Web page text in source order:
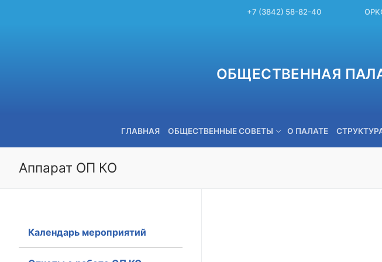
+7 (3842) 58-82-40
ОБЩЕСТВЕННАЯ
ГЛАВНАЯ ОБЩЕСТВЕННЫЕ СОВЕТЫ О ПАЛАТЕ
Аппарат ОП КО
Календарь мероприятий